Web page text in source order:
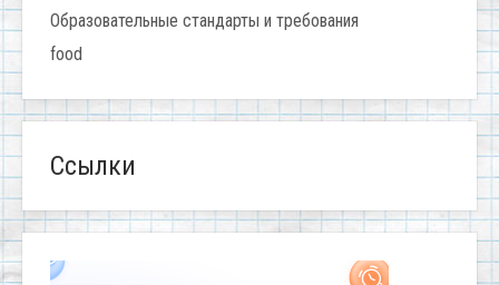
Образовательные стандарты и требования
food
Ссылки